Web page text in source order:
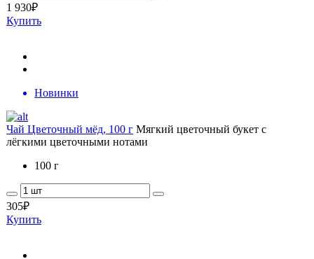
1 930₽
Купить
Новинки
Чай Цветочный мёд, 100 г Мягкий цветочный букет с
лёгкими цветочными нотами
100 г
305₽
Купить